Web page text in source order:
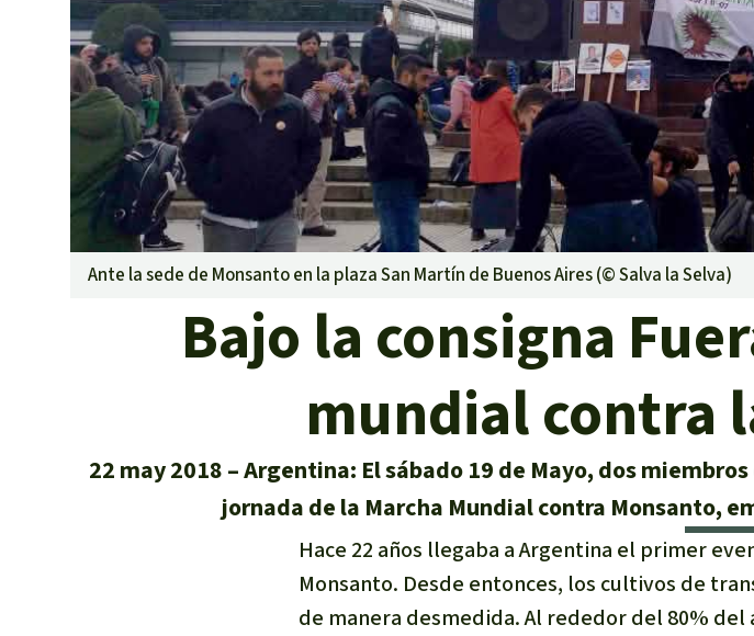
Metales
Minería
Agrotoxicos
Aceite de palma
REDD
Indígena
Landgrabbing
Granjas Industriales
Para niñas y niños
Ante la sede de Monsanto en la plaza San Martín de Buenos Aires (©Salva la Selva)
Bajo la consigna
mundial contra
22 may 2018
Argentina: El sábado 19 de Mayo, dos
jornada de la Marcha Mundial contra Monsanto,
Hace 22 años llegaba a Argentina el primer
Monsanto. Desde entonces, los cultivos de
de manera desmedida. Al rededor del 80%